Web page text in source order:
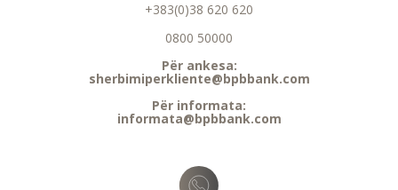
+383(0)38 620 620
0800 50000
Për ankesa:
sherbimiperkliente@bpbbank.com
Për informata:
informata@bpbbank.com